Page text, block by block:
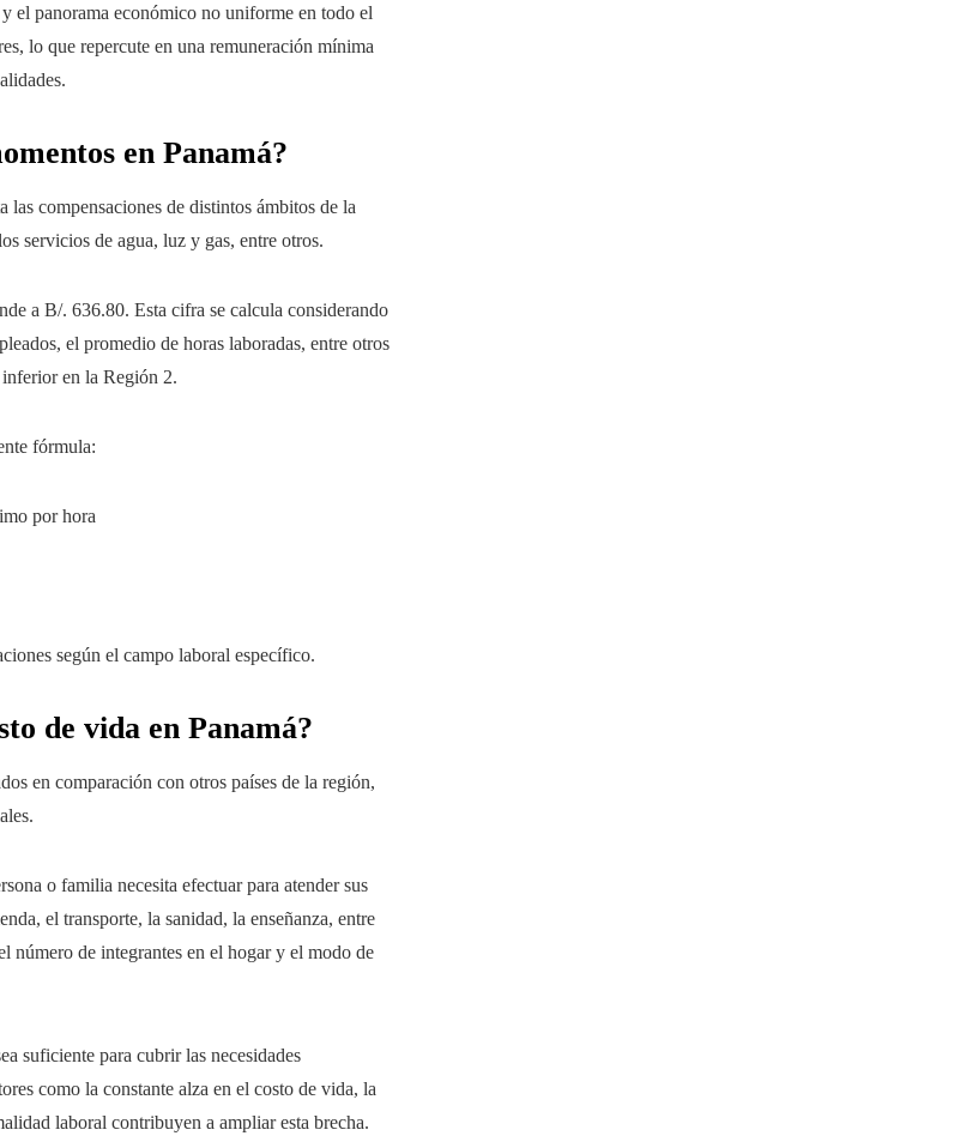
el panorama económico no uniforme en todo el
lo que repercute en una remuneración mínima
en Panamá?
las compensaciones de distintos ámbitos de la
servicios de agua, luz y gas, entre otros.
a B/. 636.80. Esta cifra se calcula considerando
el promedio de horas laboradas, entre otros
en la Región 2.
fórmula:
por hora
según el campo laboral específico.
de vida en Panamá?
en comparación con otros países de la región,
o familia necesita efectuar para atender sus
el transporte, la sanidad, la enseñanza, entre
número de integrantes en el hogar y el modo de
suficiente para cubrir las necesidades
como la constante alza en el costo de vida, la
laboral contribuyen a ampliar esta brecha.